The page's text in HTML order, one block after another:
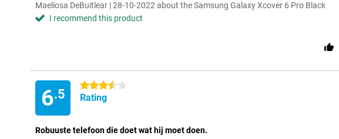
Maeliosa DeBuitlear | 28-10-2022 about the Samsung Galaxy Xcover 6 Pro Black
I recommend this product
6.5
3.5 stars
Rating
Robuuste telefoon die doet wat hij moet doen.